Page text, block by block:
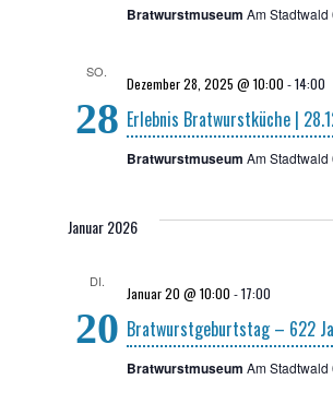
Bratwurstmuseum Am
SO.
28 Erleb­nis Brat­wurst­kü­che |
Dezember 28, 2025 @ 10:00 -14:00
Bratwurstmuseum Am
Januar 2026
DI.
20 Brat­wurst­ge­burts­tag – 622
Januar 20 @ 10:00 -17:00
Bratwurstmuseum Am